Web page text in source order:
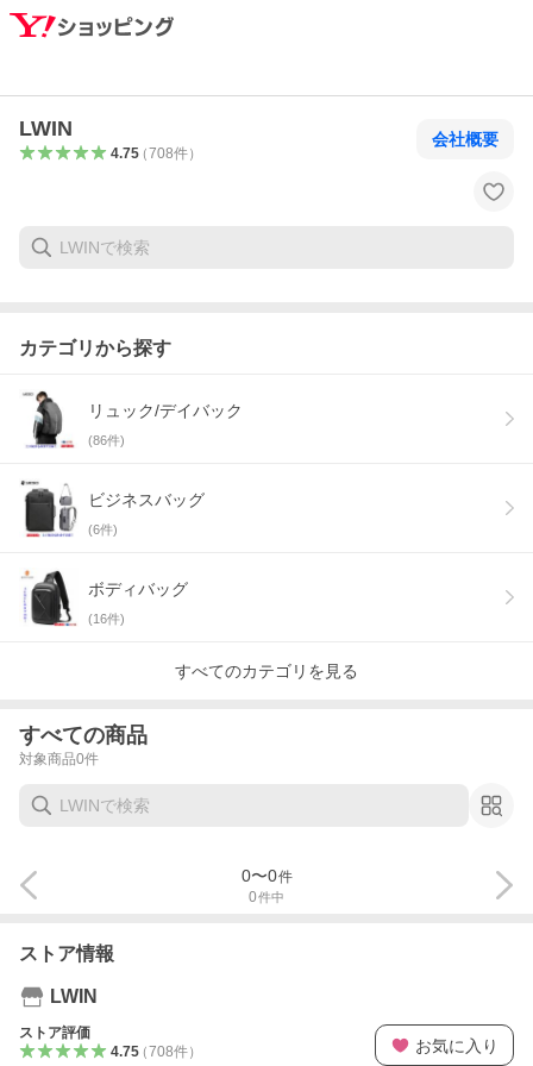
LWIN
4.75（708件）
会社概要
カテゴリから探す
リュック/デイバック
(86件)
ビジネスバッグ
(6件)
ボディバッグ
(16件)
すべてのカテゴリを見る
すべての商品
対象商品0件
0件中
0〜0件
ストア情報
LWIN
ストア評価
4.75（708件） お気に入り